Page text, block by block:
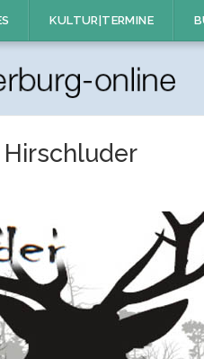
KULTUR|TERMINE
Hirschluder